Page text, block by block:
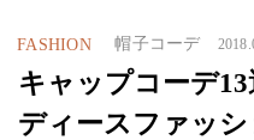
FASHION 帽子コーデ
キャップコーデ13
ディースファッシ